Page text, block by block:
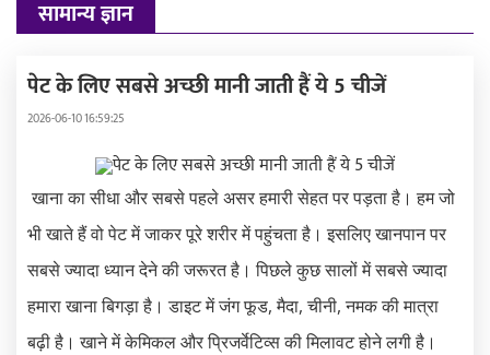
सामान्य ज्ञान
पेट के लिए सबसे अच्छी मानी जाती हैं ये 5 चीजें
2026-06-10 16:59:25
खाना का सीधा और सबसे पहले असर हमारी सेहत पर पड़ता है। हम जो
भी खाते हैं वो पेट में जाकर पूरे शरीर में पहुंचता है। इसलिए खानपान पर
सबसे ज्यादा ध्यान देने की जरूरत है। पिछले कुछ सालों में सबसे ज्यादा
हमारा खाना बिगड़ा है। डाइट में जंग फूड, मैदा, चीनी, नमक की मात्रा
बढ़ी है। खाने में केमिकल और प्रिजर्वेटिव्स की मिलावट होने लगी है।